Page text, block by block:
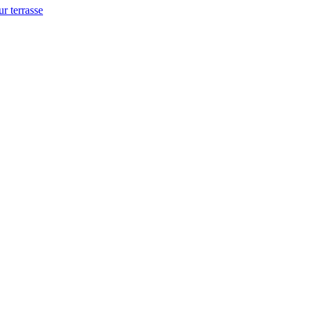
terrasse